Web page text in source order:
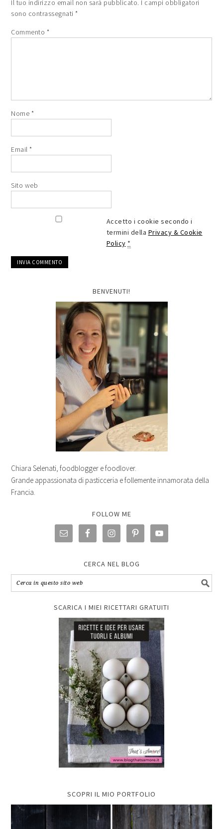
Il tuo indirizzo email non sarà pubblicato. I campi obbligatori
sono contrassegnati*
Commento *
Nome *
Email*
Sito web
Accetto i cookie secondo i
termini della Privacy & Cookie
Policy *
BENVENUTI!
Chiara Selenati, foodblogger e foodlover.
Grande appassionata di pasticceria e follemente innamorata della
Francia.
FOLLOW ME
CERCA NEL BLOG
SCARICA I MIEI RICETTARI GRATUITI
SCOPRI IL MIO PORTFOLIO